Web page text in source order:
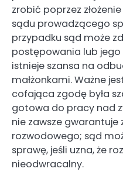
zrobić poprzez
sądu prowadzącego
przypadku sąd może
postępowania lub jego
istnieje szansa na
małżonkami. Ważne
cofająca zgodę była
gotowa do pracy nad
nie zawsze
rozwodowego; sąd
sprawę, jeśli uzna, że
nieodwracalny.